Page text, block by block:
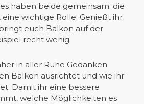
haben beide gemeinsam: die
wichtige Rolle. Genießt ihr
euch Balkon auf der
recht wenig.
in aller Ruhe Gedanken
Balkon ausrichtet und wie ihr
Damit ihr eine bessere
welche Möglichkeiten es